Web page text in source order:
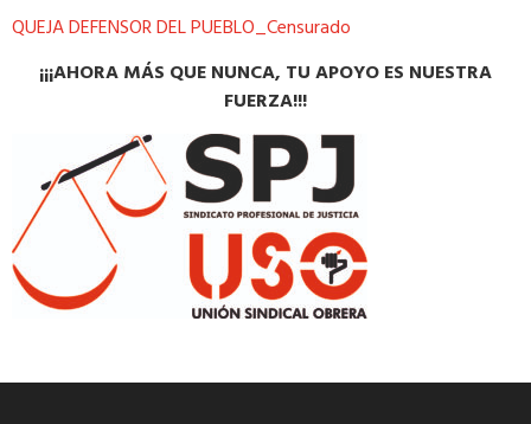
QUEJA DEFENSOR DEL PUEBLO_Censurado
¡¡¡AHORA MÁS QUE NUNCA, TU APOYO ES NUESTRA
FUERZA!!!